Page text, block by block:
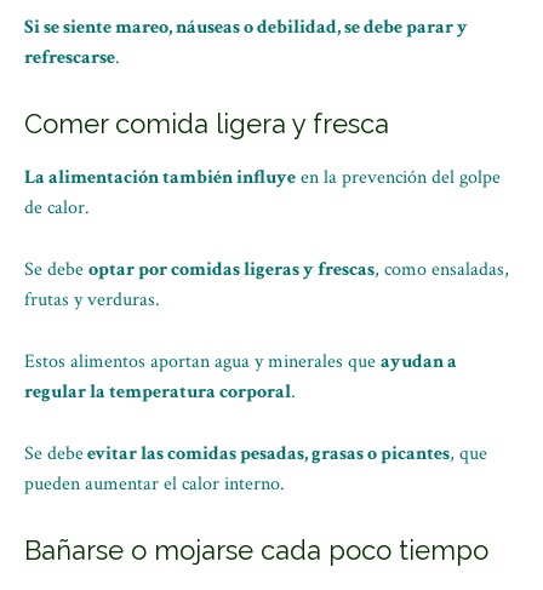
Si se siente mareo, náuseas o debilidad, se debe parar y
refrescarse.
Comer comida ligera y fresca
La alimentación también influyeen la prevención del golpe
de calor.
Se debeoptar por comidas ligeras y frescas, como ensaladas,
frutas y verduras.
Estos alimentos aportan agua y minerales queayudan a
regular la temperatura corporal.
Se debeevitar las comidas pesadas, grasas o picantes, que
pueden aumentar el calor interno.
Bañarse o mojarse cada poco tiempo